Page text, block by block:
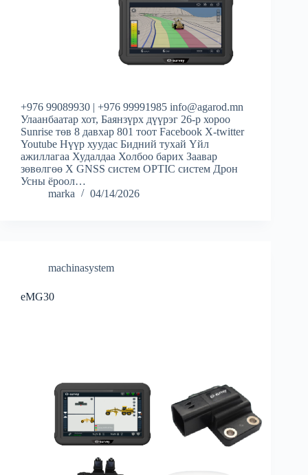
+976 99089930 | +976 99991985 info@agarod.mn
Улаанбаатар хот, Баянзүрх дүүрэг 26-р хороо
Sunrise төв 8 давхар 801 тоот Facebook X-twitter
Youtube Нүүр хуудас Бидний тухай Үйл
ажиллагаа Худалдаа Холбоо барих Заавар
зөвөлгөө X GNSS систем OPTIC систем Дрон
Усны ёроол…
marka
04/14/2026
machinasystem
eMG30